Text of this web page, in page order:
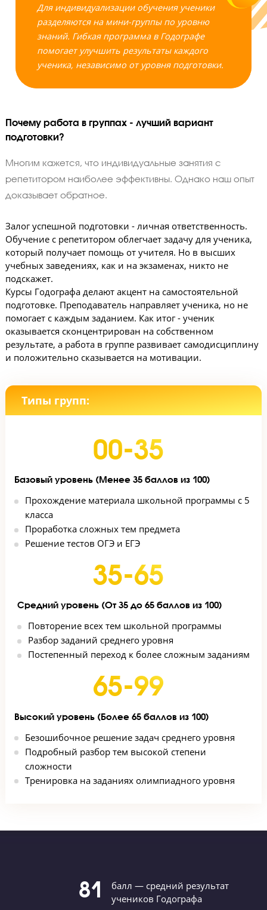
Для индивидуализации обучения ученики
знаний. Гибкая программа в Годографе
помогает улучшить результаты каждого
подготовки?
Многим кажется, что индивидуальные занятия с
репетитором наиболее эффективны. Однако наш
доказывает обратное.
Залог успешной подготовки - личная
Обучение с репетитором облегчает задачу для
который получает помощь от учителя. Но в высших
подскажет.
Курсы Годографа делают акцент на самостоятельной
подготовке. Преподаватель направляет ученика, но
оказывается сконцентрирован на собственном
результате, а работа в группе развивает
и положительно сказывается на мотивации.
Типы групп:
00-35
Базовый уровень (Менее 35 баллов из 100)
Прохождение материала школьной программы
класса
Проработка сложных тем предмета
Решение тестов ОГЭ и ЕГЭ
35-65
Средний уровень (От 35 до 65 баллов из 100)
Повторение всех тем школьной программы
Разбор заданий среднего уровня
65-99
Безошибочное решение задач среднего уровня